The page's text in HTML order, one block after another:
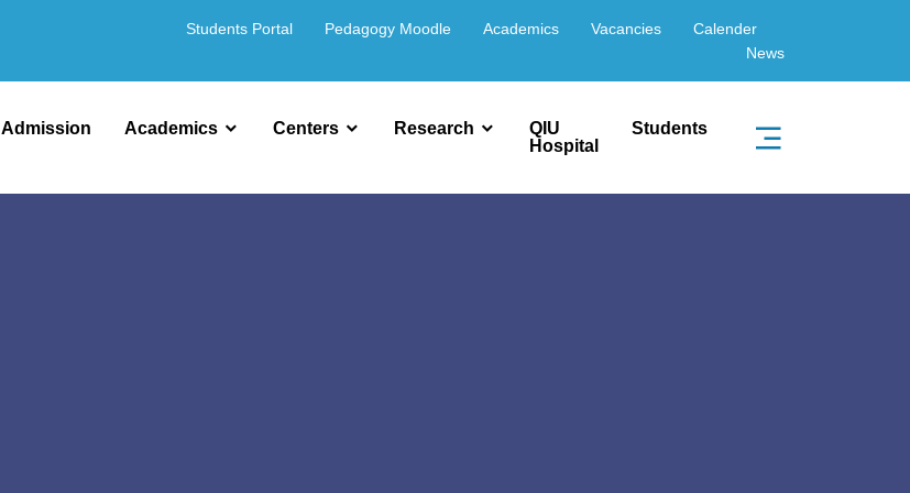
Students Portal Pedagogy Moodle Academics Vacancies
Calender
News
Admission Academics Centers Research
QIU
Hospital
Students